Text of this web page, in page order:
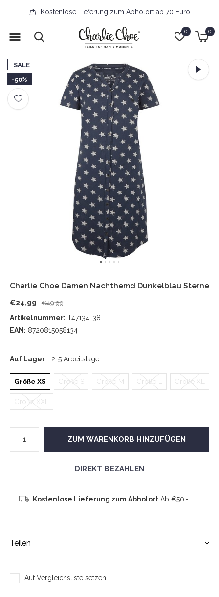
0 0
Kostenlose Lieferung zum Abholort ab 70 Euro
SALE
-50%
Charlie Choe Damen Nachthemd Dunkelblau Sterne
€24,99 €49,99
Artikelnummer: T47134-38
EAN: 8720815058134
Auf Lager - 2-5 Arbeitstage
Größe XS Größe S Größe M Größe L Größe XL
Größe XXL
ZUM WARENKORB HINZUFÜGEN
DIREKT BEZAHLEN
Kostenlose Lieferung zum AbholortAb €50,-
Teilen
Auf Vergleichsliste setzen